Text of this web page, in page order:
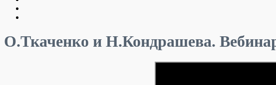
О.Ткаченко и Н.Кондрашева.